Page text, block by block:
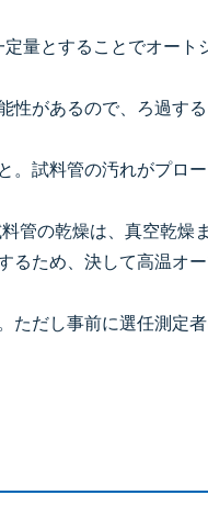
量とすることでオート
性があるので、ろ過す
。試料管の汚れがプロ
管の乾燥は、真空乾燥
るため、決して高温オ
ただし事前に選任測定